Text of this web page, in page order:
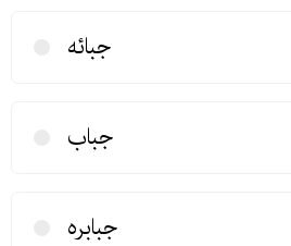
جبائه
جباب
جبابره